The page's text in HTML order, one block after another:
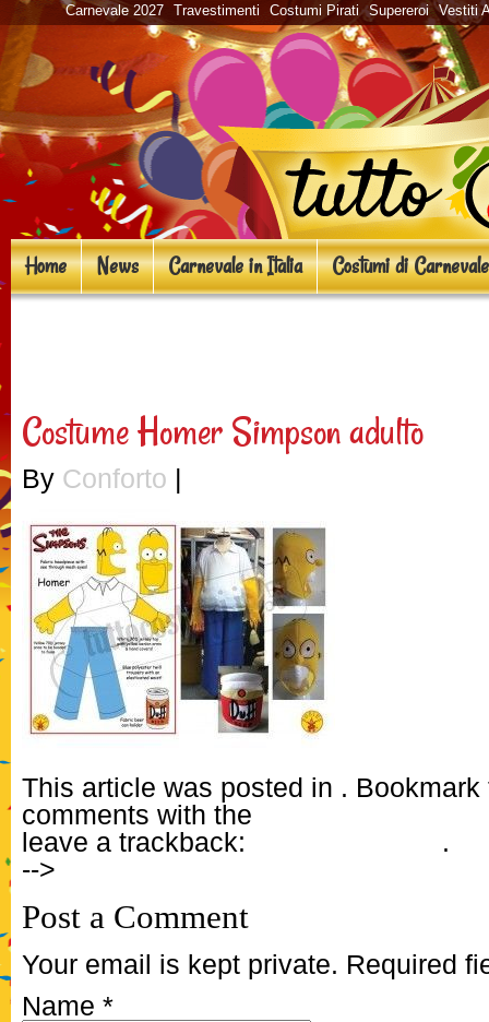
Carnevale 2027 Travestimenti Costumi Pirati Supereroi Vestiti
Home News Carnevale in Italia Costumi di Carnevale
Costume Homer Simpson adulto
By Conforto |
This article was posted in .
comments with the
leave a trackback:
.
-->
Post a Comment
Your email is kept private. Required
Name *